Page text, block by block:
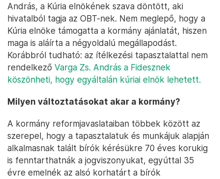
András, a Kúria elnökének szava döntött, aki
hivatalból tagja az OBT-nek. Nem meglepő, hogy a
Kúria elnöke támogatta a kormány ajánlatát, hiszen
maga is aláírta a négyoldalú megállapodást.
Korábbról tudható: az ítélkezési tapasztalattal nem
rendelkező Varga Zs. András a Fidesznek
köszönheti, hogy egyáltalán kúriai elnök lehetett.
Milyen változtatásokat akar a kormány?
A kormány reformjavaslataiban többek között az
szerepel, hogy a tapasztalatuk és munkájuk alapján
alkalmasnak talált bírók kérésükre 70 éves korukig
is fenntarthatnák a jogviszonyukat, egyúttal 35
évre emelnék az alsó korhatárt a bírók